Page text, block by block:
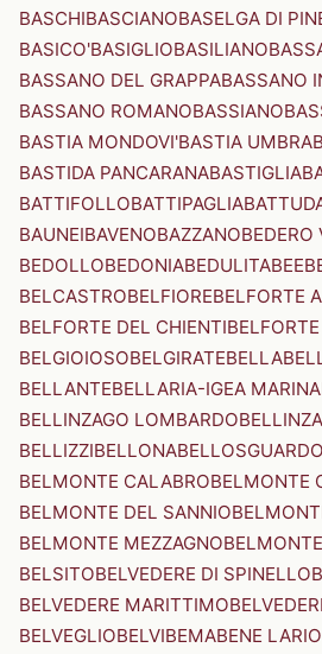
BASCHIBASCIANOBASELGA DI
BASICO'BASIGLIOBASILIANO
BASSANO DEL GRAPPABASSANO
BASSANO ROMANOBASSIANO
BASTIA MONDOVI'BASTIA UMBRA
BASTIDA PANCARANABASTIGLIA
BATTIFOLLOBATTIPAGLIA
BAUNEIBAVENOBAZZANOBEDERO
BEDOLLOBEDONIABEDULITABEE
BELCASTROBELFIOREBELFORTE
BELFORTE DEL CHIENTI
BELGIOIOSOBELGIRATEBELLA
BELLANTEBELLARIA-IGEA MARINA
BELLINZAGO LOMBARDO
BELLIZZIBELLONABELLOSGUARDO
BELMONTE CALABROBELMONTE
BELMONTE DEL SANNIO
BELMONTE MEZZAGNO
BELSITOBELVEDERE DI SPINELLO
BELVEDERE MARITTIMO
BELVEGLIOBELVIBEMABENE LARIO